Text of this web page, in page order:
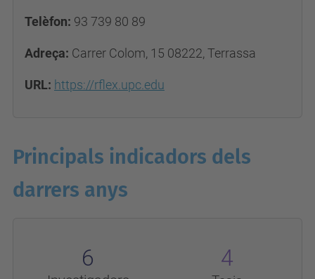
Telèfon: 93 739 80 89
Adreça: Carrer Colom, 15 08222, Terrassa
URL: https://rflex.upc.edu
Principals indicadors dels
darrers anys
6 4